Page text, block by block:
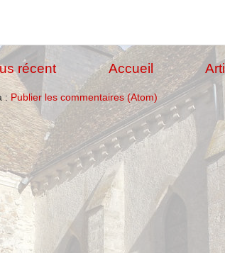
récent Accueil
:Publier les commentaires (Atom)